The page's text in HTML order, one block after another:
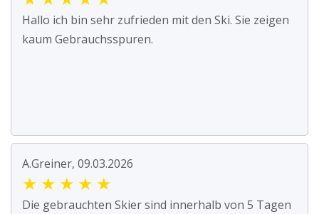
Hallo ich bin sehr zufrieden mit den Ski. Sie zeigen
kaum Gebrauchsspuren.
A.Greiner, 09.03.2026
★ ★ ★ ★ ★
Die gebrauchten Skier sind innerhalb von 5 Tagen